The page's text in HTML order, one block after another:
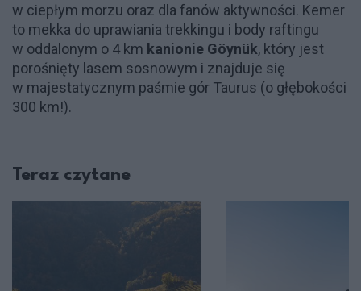
w ciepłym morzu oraz dla fanów aktywności. Kemer
to mekka do uprawiania trekkingu i body raftingu
w oddalonym o 4 km kanionie Göynük, który jest
porośnięty lasem sosnowym i znajduje się
w majestatycznym paśmie gór Taurus (o głębokości
300 km!).
Teraz czytane